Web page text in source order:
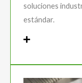
soluciones
estándar.